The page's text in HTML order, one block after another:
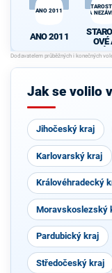
ANO 2011
ANO 2011
A
OVÉ
Í
Jak se volilo
Jihočeský kraj
Karlovarský kraj
Královéhradecký
Moravskoslezský
Pardubický kraj
Středočeský kraj